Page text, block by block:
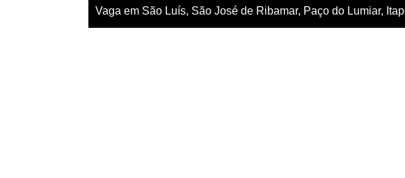
Vaga em São Luís, São José de Ribamar, Paço do Lumiar,